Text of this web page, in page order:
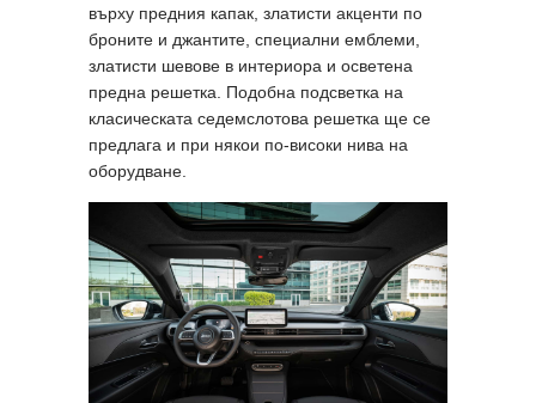
върху предния капак, златисти акценти по
броните и джантите, специални емблеми,
златисти шевове в интериора и осветена
предна решетка. Подобна подсветка на
класическата седемслотова решетка ще се
предлага и при някои по-високи нива на
оборудване.